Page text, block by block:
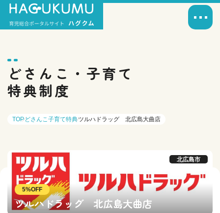
どさんこ・子育て
特典制度
TOPどさんこ子育て特典ツルハドラッグ 北広島大曲店
北広島市
5%OFF
ツルハドラッグ 北広島大曲店